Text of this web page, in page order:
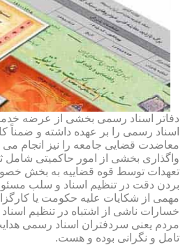
دفاتر اسناد رسمی بخشی از عرضه
اسناد رسمی را بر عهده داشته و ضمناً
معاضدت قضایی جامعه را نیز انجام می
واگذاری بخشی از امور حاکمیتی شامل
تعهدات توسط قوه قضاییه به بخش
بردن دقت در تنظیم اسناد و سلب
مهمی از شکایات علیه حکومت یا
خسارات ناشی از اشتباه در تنظیم
مردم یعنی سردفتران اسناد رسمی
تامل و نگرانی بوده و هست.